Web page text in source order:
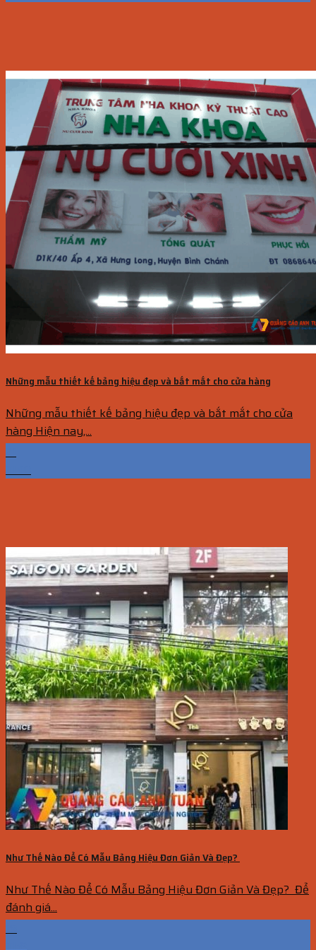
Những mẫu thiết kế bảng hiệu đẹp và bắt mắt cho cửa hàng
Những mẫu thiết kế bảng hiệu đẹp và bắt mắt cho cửa
hàng Hiện nay,...
Như Thế Nào Để Có Mẫu Bảng Hiệu Đơn Giản Và Đẹp?
Như Thế Nào Để Có Mẫu Bảng Hiệu Đơn Giản Và Đẹp? Để
đánh giá...